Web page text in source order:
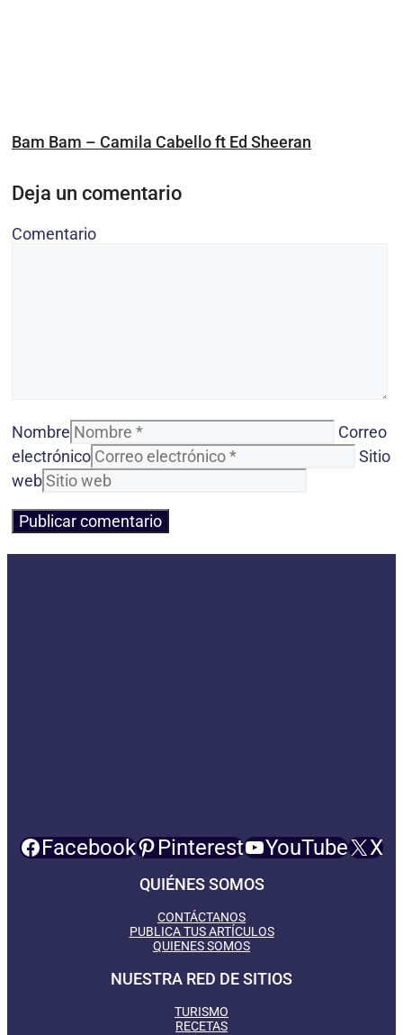
Bam Bam – Camila Cabello ft Ed Sheeran
Deja un comentario
Comentario
Nombre
Correo
electrónico
Sitio
web
Facebook Pinterest YouTube X
QUIÉNES SOMOS
CONTÁCTANOS
PUBLICA TUS ARTÍCULOS
QUIENES SOMOS
NUESTRA RED DE SITIOS
TURISMO
RECETAS